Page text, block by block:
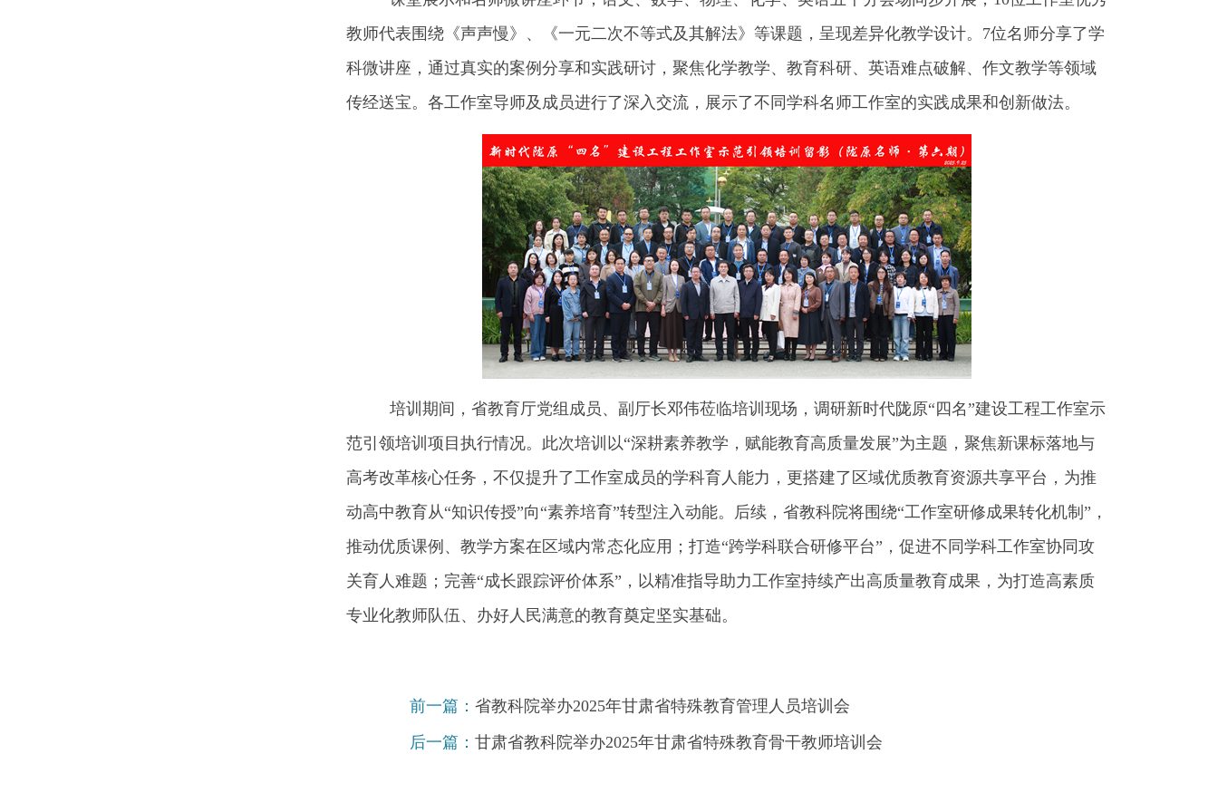
教师代表围绕《声声慢》、《一元二次不等式及其解法》等课题，呈现差异化教学设计。7位名师分享了学
科微讲座，通过真实的案例分享和实践研讨，聚焦化学教学、教育科研、英语难点破解、作文教学等领域
传经送宝。各工作室导师及成员进行了深入交流，展示了不同学科名师工作室的实践成果和创新做法。
培训期间，省教育厅党组成员、副厅长邓伟莅临培训现场，调研新时代陇原“四名”建设工程工作室示
范引领培训项目执行情况。此次培训以“深耕素养教学，赋能教育高质量发展”为主题，聚焦新课标落地与
高考改革核心任务，不仅提升了工作室成员的学科育人能力，更搭建了区域优质教育资源共享平台，为推
动高中教育从“知识传授”向“素养培育”转型注入动能。后续，省教科院将围绕“工作室研修成果转化机制”，
推动优质课例、教学方案在区域内常态化应用；打造“跨学科联合研修平台”，促进不同学科工作室协同攻
关育人难题；完善“成长跟踪评价体系”，以精准指导助力工作室持续产出高质量教育成果，为打造高素质
专业化教师队伍、办好人民满意的教育奠定坚实基础。
前一篇： 省教科院举办2025年甘肃省特殊教育管理人员培训会
后一篇： 甘肃省教科院举办2025年甘肃省特殊教育骨干教师培训会